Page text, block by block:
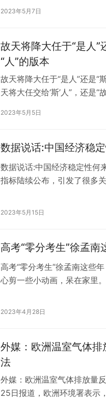
际原油价格大幅上涨。布伦
2023年5月7日
故天将降大任于“是人”
“人”的版本
故天将降大任于“是人”还是“
天将大任交给‘斯’人”，还是
“故天降大任于此人”，后来
2023年5月5日
数据说话:中国经济稳
数据说话:中国经济稳定性何
指标陆续公布，引发了很多
11个国际枢纽港口的航线量
2023年5月15日
高考“零分考生”徐孟南
高考“零分考生”徐孟南这些
心剪一些小动画，呆在家里
在网上能找到的关于他的一
2023年4月28日
外媒：欧洲温室气体
法
外媒：欧洲温室气体排放量
25日报道，欧洲环境署表示